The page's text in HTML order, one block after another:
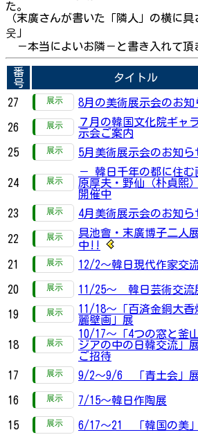
た。
（末廣さんが書いた「隣人」の横に
웃」
－本当によいお隣－と書き入れて頂
番
号
タイトル
27 8月の美術展示会のお知
26
７月の韓国文化院ギャ
示会ご案内
25
5月美術展示会のお知ら
24
－ 韓日千年の都に住む
原厚夫・野仙（朴貞熙
開催中
23 4月美術展示会のお知ら
22
具池會・末廣博子二人
中!!
21
12/2～韓日現代作家交
20
11/25～ 韓日芸術交流
19
11/18～「百済金銅大香
麗壁画」展
18
10/17～「4つの窓と釜
ジアの中の日韓交流」
ご招待
17 9/2～9/6 「青土会」
16
7/15～韓日作陶展
15
6/17～21 「韓国の美